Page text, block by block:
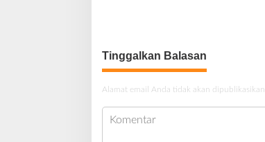
Tinggalkan Balasan
Alamat email Anda tidak akan dipublikasikan.